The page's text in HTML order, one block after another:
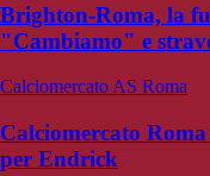
Brighton-Roma, la
"Cambiamo" e
Calciomercato AS Roma
Calciomercato
per Endrick